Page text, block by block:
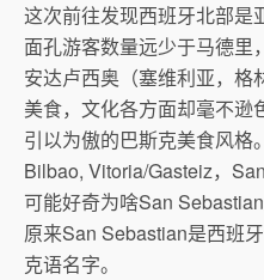
这次前往发现西班牙北部是
面孔游客数量远少于马德里
安达卢西奥（塞维利亚，格
美食，文化各方面却毫不逊
引以为傲的巴斯克美食风格
Bilbao, Vitoria/Gasteiz，
可能好奇为啥San
原来San Sebastian是西班
克语名字。